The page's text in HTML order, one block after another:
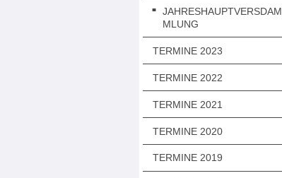
JAHRESHAUPTVERSDAM
MLUNG
TERMINE 2023
TERMINE 2022
TERMINE 2021
TERMINE 2020
TERMINE 2019